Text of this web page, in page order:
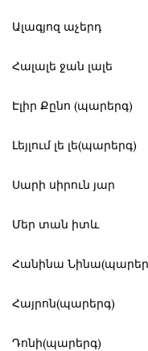
‌Ալագյոզ աչերդ
‌Հալալե ջան լալե
‌Էլիր Քընո (պարերգ)
‌Լեյլում լե լե(պարերգ)
‌Սարի սիրուն յար
‌Մեր տան իտև
‌Հանինա
‌Հայրոն(պարերգ)
‌Դոնի(պարերգ)